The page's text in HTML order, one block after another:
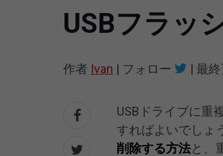
USBフラッ
作者 Ivan | フォロー | 最
USBドライブに重
すればよいでしょ
削除する方法と、